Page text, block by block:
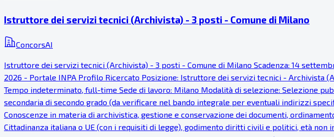
Istruttore dei servizi tecnici (Archivista) - 3 posti - Comune di Milano
ConcorsAI
Istruttore dei servizi tecnici (Archivista) - 3 posti - Comune di Milano Scadenza: 14
2026 - Portale INPA Profilo Ricercato Posizione: Istruttore dei servizi tecnici -
Tempo indeterminato, full-time Sede di lavoro: Milano Modalità di selezione: Selezione
secondaria di secondo grado (da verificare nel bando integrale per eventuali indirizzi
Conoscenze in materia di archivistica, gestione e conservazione dei documenti,
Cittadinanza italiana o UE (con i requisiti di legge), godimento diritti civili e politici, età